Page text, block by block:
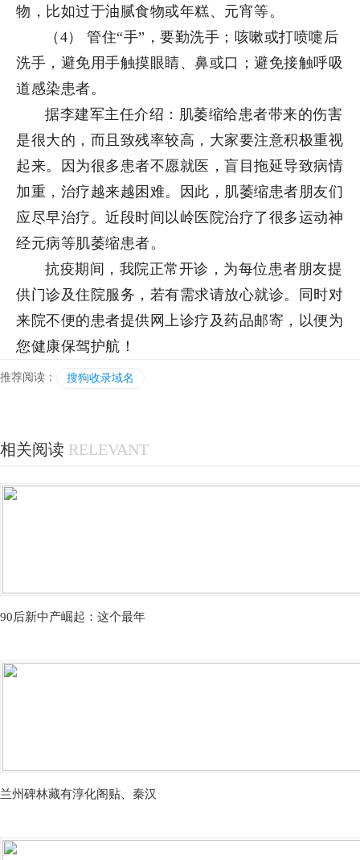
物，比如过于油腻食物或年糕、元宵等。
（4） 管住“手”，要勤洗手；咳嗽或打喷嚏后
洗手，避免用手触摸眼睛、鼻或口；避免接触呼吸
道感染患者。
据李建军主任介绍：肌萎缩给患者带来的伤害
是很大的，而且致残率较高，大家要注意积极重视
起来。因为很多患者不愿就医，盲目拖延导致病情
加重，治疗越来越困难。因此，肌萎缩患者朋友们
应尽早治疗。近段时间以岭医院治疗了很多运动神
经元病等肌萎缩患者。
抗疫期间，我院正常开诊，为每位患者朋友提
供门诊及住院服务，若有需求请放心就诊。同时对
来院不便的患者提供网上诊疗及药品邮寄，以便为
您健康保驾护航！
推荐阅读： 搜狗收录域名
相关阅读 RELEVANT
90后新中产崛起：这个最年
兰州碑林藏有淳化阁贴、秦汉